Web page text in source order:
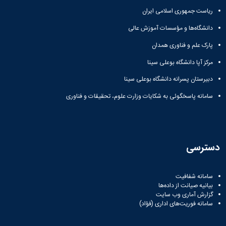
دانشگاه
ریاست جمهوری اسلامی ایران
دانشگاه‌ها و مؤسسات آموزش عالی
پارک علم و فناوری همدان
مرکز آپا دانشگاه بوعلی سینا
دبیرستان پسرانه دانشگاه بوعلی سینا
سامانه پاسخگوئی به شکایات وزارت علوم، تحقیقات و فناوری
دسترسی
سامانه شفافیت
بیانیه صیانت از داده‌ها
گزارش آماری وب‌ سایت
سامانه فوریت‌های اداری (فؤاد)